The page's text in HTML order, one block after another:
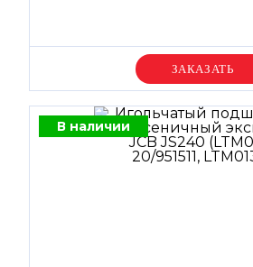
Уточняйте цену
В наличии